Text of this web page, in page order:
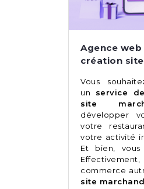
Agence
création
Vous
un service
site
développer
votre
votre activité
Et bien,
commerce
site marchand